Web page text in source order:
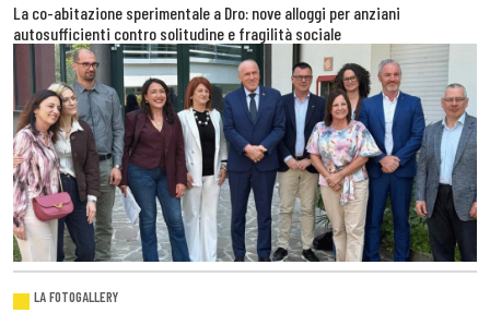
La co-abitazione sperimentale a Dro: nove alloggi per anziani
autosufficienti contro solitudine e fragilità sociale
LA FOTOGALLERY